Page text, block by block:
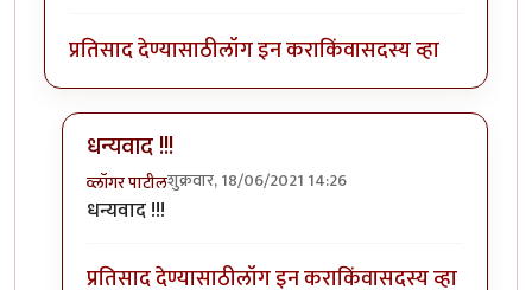
प्रतिसाद देण्यासाठीलॉग इन कराकिंवासदस्य व्हा
धन्यवाद !!!
व्लॉगर पाटीलशुक्रवार, 18/06/2021 14:26
In reply to
धन्यवाद !!!
प्रतिसाद देण्यासाठीलॉग इन कराकिंवासदस्य व्हा